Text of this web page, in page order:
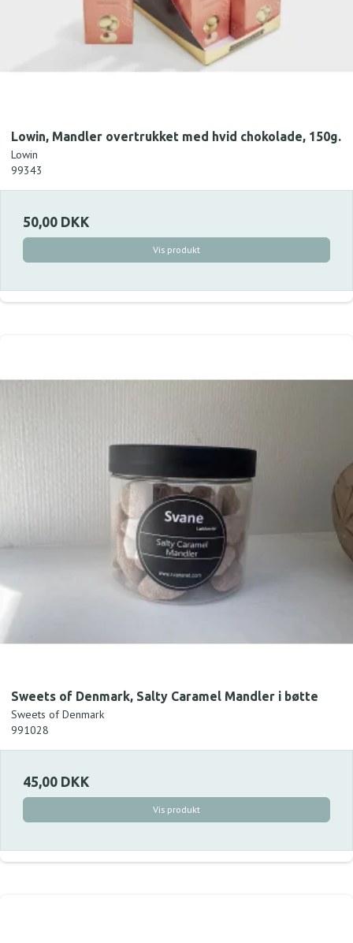
Lowin, Mandler overtrukket med hvid chokolade, 150g.
Lowin
99343
50,00 DKK
Vis produkt
Sweets of Denmark, Salty Caramel Mandler i bøtte
Sweets of Denmark
991028
45,00 DKK
Vis produkt